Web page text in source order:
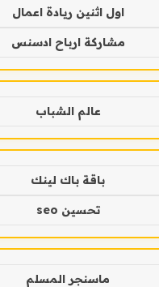
اول اثنين ريادة اعمال
مشاركة ارباح ادسنس
عالم الشباب
باقة باك لينك
تحسين seo
ماسنجر المسلم